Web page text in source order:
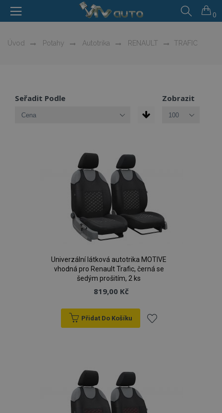
0
Úvod Potahy Autotrika RENAULT TRAFIC
Seřadit Podle Zobrazit
Univerzální látková autotrika MOTIVE
vhodná pro Renault Trafic, černá se
šedým prošitím, 2 ks
819,00 Kč
Přidat Do Košíku